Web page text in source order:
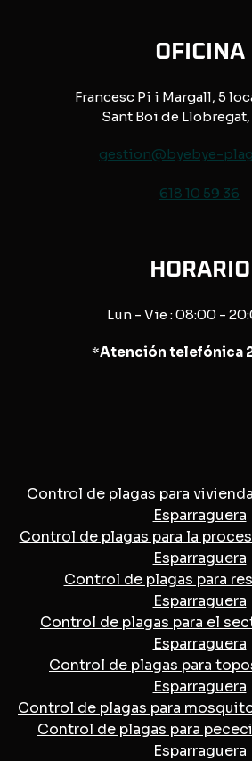
OFICINA
Francesc Pi i Margall, 5
Sant Boi de
gestion@byebye-
618 10 59 36
HORARIO
Lun - Vie : 08:00 -
*Atención telefónica
Control de plagas para
Esparraguera
Control de plagas para la
Esparraguera
Control de plagas para
Esparraguera
Control de plagas para el
Esparraguera
Control de plagas para
Esparraguera
Control de plagas para
Control de plagas para
Esparraguera